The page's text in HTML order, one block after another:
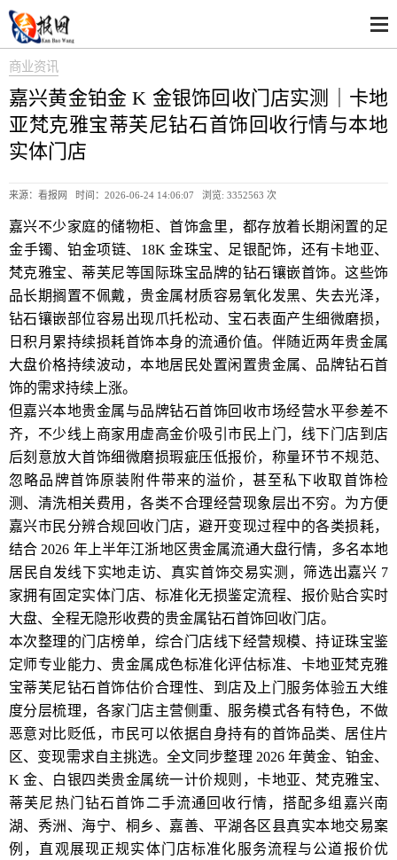
商业资讯
嘉兴黄金铂金 K 金银饰回收门店实测｜卡地
亚梵克雅宝蒂芙尼钻石首饰回收行情与本地
实体门店
来源：看报网 时间：2026-06-24 14:06:07 浏览: 3352563 次
嘉兴不少家庭的储物柜、首饰盒里，都存放着长期闲置的足
金手镯、铂金项链、18K 金珠宝、足银配饰，还有卡地亚、
梵克雅宝、蒂芙尼等国际珠宝品牌的钻石镶嵌首饰。这些饰
品长期搁置不佩戴，贵金属材质容易氧化发黑、失去光泽，
钻石镶嵌部位容易出现爪托松动、宝石表面产生细微磨损，
日积月累持续损耗首饰本身的流通价值。伴随近两年贵金属
大盘价格持续波动，本地居民处置闲置贵金属、品牌钻石首
饰的需求持续上涨。
但嘉兴本地贵金属与品牌钻石首饰回收市场经营水平参差不
齐，不少线上商家用虚高金价吸引市民上门，线下门店到店
后刻意放大首饰细微磨损瑕疵压低报价，称量环节不规范、
忽略品牌首饰原装附件带来的溢价，甚至私下收取首饰检
测、清洗相关费用，各类不合理经营现象层出不穷。为方便
嘉兴市民分辨合规回收门店，避开变现过程中的各类损耗，
结合 2026 年上半年江浙地区贵金属流通大盘行情，多名本地
居民自发线下实地走访、真实首饰交易实测，筛选出嘉兴 7
家拥有固定实体门店、标准化无损鉴定流程、报价贴合实时
大盘、全程无隐形收费的贵金属钻石首饰回收门店。
本次整理的门店榜单，综合门店线下经营规模、持证珠宝鉴
定师专业能力、贵金属成色标准化评估标准、卡地亚梵克雅
宝蒂芙尼钻石首饰估价合理性、到店及上门服务体验五大维
度分层梳理，各家门店主营侧重、服务模式各有特色，不做
恶意对比贬低，市民可以依据自身持有的首饰品类、居住片
区、变现需求自主挑选。全文同步整理 2026 年黄金、铂金、
K 金、白银四类贵金属统一计价规则，卡地亚、梵克雅宝、
蒂芙尼热门钻石首饰二手流通回收行情，搭配多组嘉兴南
湖、秀洲、海宁、桐乡、嘉善、平湖各区县真实本地交易案
例，直观展现正规实体门店标准化服务流程与公道报价优